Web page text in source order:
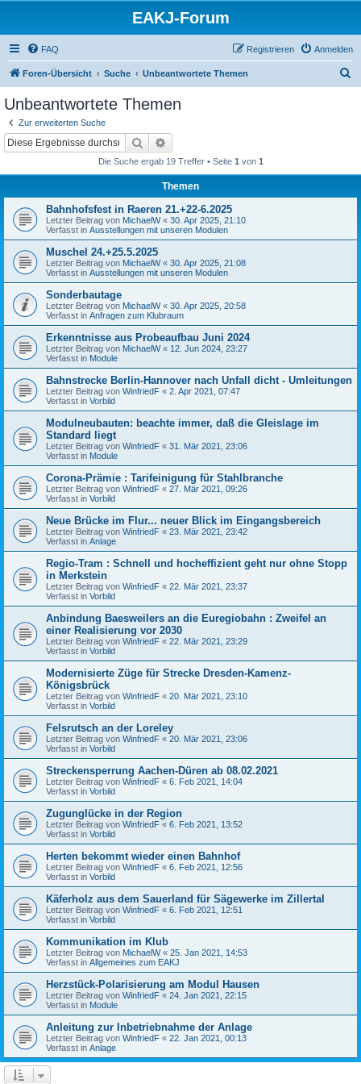
EAKJ-Forum
FAQ Anmelden
Registrieren
Foren-Übersicht Suche Unbeantwortete Themen
Unbeantwortete Themen
Zur erweiterten Suche
Suche
Die Suche ergab 19 Treffer • Seite 1 von 1
Themen
Bahnhofsfest in Raeren 21.+22-6.2025
Letzter Beitrag von MichaelW« 30. Apr 2025, 21:10
Verfasst in Ausstellungen mit unseren Modulen
Muschel 24.+25.5.2025
Letzter Beitrag von MichaelW« 30. Apr 2025, 21:08
Verfasst in Ausstellungen mit unseren Modulen
Sonderbautage
Letzter Beitrag von MichaelW« 30. Apr 2025, 20:58
Verfasst in Anfragen zum Klubraum
Erkenntnisse aus Probeaufbau Juni 2024
Letzter Beitrag von MichaelW« 12. Jun 2024, 23:27
Verfasst in Module
Bahnstrecke Berlin-Hannover nach Unfall dicht - Umleitungen
Letzter Beitrag von WinfriedF « 2. Apr 2021, 07:47
Verfasst in Vorbild
Modulneubauten: beachte immer, daß die Gleislage im
Standard liegt
Letzter Beitrag von WinfriedF « 31. Mär 2021, 23:06
Verfasst in Module
Corona-Prämie : Tarifeinigung für Stahlbranche
Letzter Beitrag von WinfriedF « 27. Mär 2021, 09:26
Verfasst in Vorbild
Neue Brücke im Flur... neuer Blick im Eingangsbereich
Letzter Beitrag von WinfriedF « 23. Mär 2021, 23:42
Verfasst in Anlage
Regio-Tram : Schnell und hocheffizient geht nur ohne Stopp
in Merkstein
Letzter Beitrag von WinfriedF « 22. Mär 2021, 23:37
Verfasst in Vorbild
Anbindung Baesweilers an die Euregiobahn : Zweifel an
einer Realisierung vor 2030
Letzter Beitrag von WinfriedF « 22. Mär 2021, 23:29
Verfasst in Vorbild
Modernisierte Züge für Strecke Dresden-Kamenz-
Königsbrück
Letzter Beitrag von WinfriedF « 20. Mär 2021, 23:10
Verfasst in Vorbild
Felsrutsch an der Loreley
Letzter Beitrag von WinfriedF « 20. Mär 2021, 23:06
Verfasst in Vorbild
Streckensperrung Aachen-Düren ab 08.02.2021
Letzter Beitrag von WinfriedF « 6. Feb 2021, 14:04
Verfasst in Vorbild
Zugunglücke in der Region
Letzter Beitrag von WinfriedF « 6. Feb 2021, 13:52
Verfasst in Vorbild
Herten bekommt wieder einen Bahnhof
Letzter Beitrag von WinfriedF « 6. Feb 2021, 12:56
Verfasst in Vorbild
Käferholz aus dem Sauerland für Sägewerke im Zillertal
Letzter Beitrag von WinfriedF « 6. Feb 2021, 12:51
Verfasst in Vorbild
Kommunikation im Klub
Letzter Beitrag von MichaelW« 25. Jan 2021, 14:53
Verfasst in Allgemeines zum EAKJ
Herzstück-Polarisierung am Modul Hausen
Letzter Beitrag von WinfriedF « 24. Jan 2021, 22:15
Verfasst in Module
Anleitung zur Inbetriebnahme der Anlage
Letzter Beitrag von WinfriedF « 22. Jan 2021, 00:13
Verfasst in Anlage